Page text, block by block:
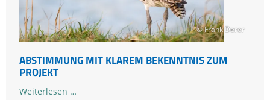
© Frank Derer
ABSTIMMUNG MIT KLAREM BEKENNTNIS ZUM
PROJEKT
Weiterlesen …Abstimmung